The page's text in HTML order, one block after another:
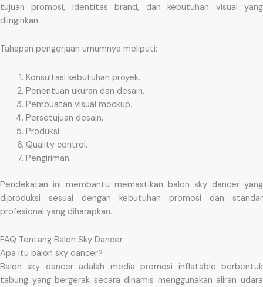
tujuan promosi, identitas brand, dan kebutuhan visual yang
diinginkan.
Tahapan pengerjaan umumnya meliputi:
Konsultasi kebutuhan proyek.
Penentuan ukuran dan desain.
Pembuatan visual mockup.
Persetujuan desain.
Produksi.
Quality control.
Pengiriman.
Pendekatan ini membantu memastikan balon sky dancer yang
diproduksi sesuai dengan kebutuhan promosi dan standar
profesional yang diharapkan.
FAQ Tentang Balon Sky Dancer
Apa itu balon sky dancer?
Balon sky dancer adalah media promosi inflatable berbentuk
tabung yang bergerak secara dinamis menggunakan aliran udara